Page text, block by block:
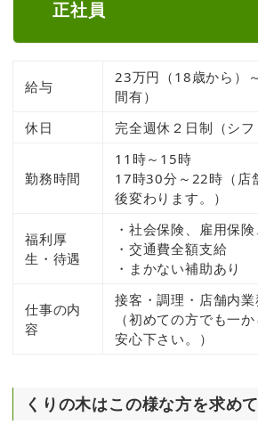
正社員
給与
23万円（18歳から）
間有）
休日
完全週休２日制（シフ
勤務時間
11時～15時
17時30分～22時（店
後変わります。）
福利厚
生・待遇
・社会保険、雇用保険
・交通費全額支給
・まかない補助あり
仕事の内
容
接客・調理・店舗内
（初めての方でも一
安心下さい。）
くりの木はこの様な方を求めて